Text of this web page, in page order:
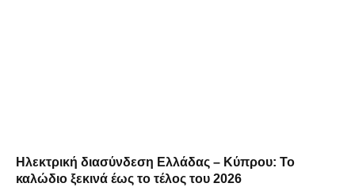
Ηλεκτρική διασύνδεση Ελλάδας – Κύπρου: Το
καλώδιο ξεκινά έως το τέλος του 2026